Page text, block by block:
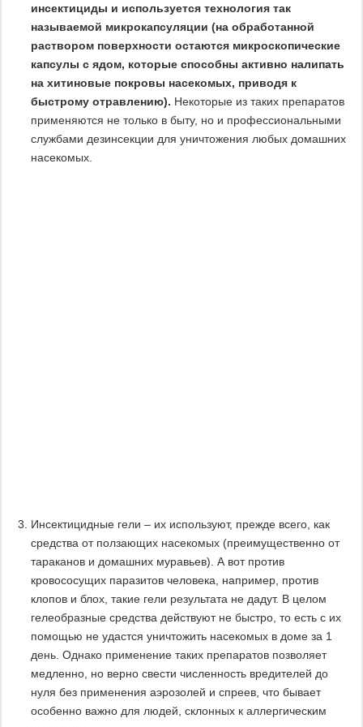
инсектициды и используется технология так
называемой микрокапсуляции (на обработанной
раствором поверхности остаются микроскопические
капсулы с ядом, которые способны активно налипать
на хитиновые покровы насекомых, приводя к
быстрому отравлению). Некоторые из таких препаратов
применяются не только в быту, но и профессиональными
службами дезинсекции для уничтожения любых домашних
насекомых.
Инсектицидные гели – их используют, прежде всего, как
средства от ползающих насекомых (преимущественно от
тараканов и домашних муравьев). А вот против
кровососущих паразитов человека, например, против
клопов и блох, такие гели результата не дадут. В целом
гелеобразные средства действуют не быстро, то есть с их
помощью не удастся уничтожить насекомых в доме за 1
день. Однако применение таких препаратов позволяет
медленно, но верно свести численность вредителей до
нуля без применения аэрозолей и спреев, что бывает
особенно важно для людей, склонных к аллергическим